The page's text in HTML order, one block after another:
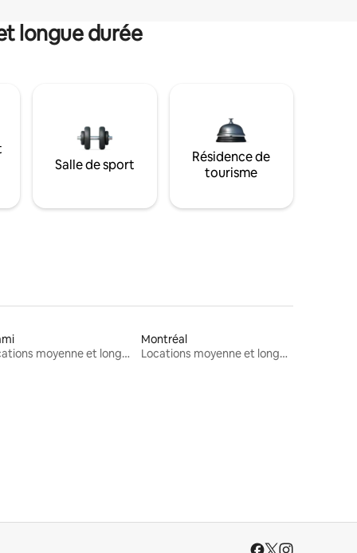
longue durée
Salle de sport
Résidence de
tourisme
Locations moyenne et longue durée
Montréal
Locations moyenne et longue durée